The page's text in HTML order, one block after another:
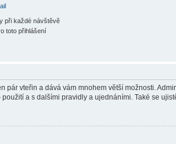
při každé návštěvě
toto přihlášení
pár vteřin a dává vám mnohem větší možnosti.
a s dalšími pravidly a ujednáními. Také se